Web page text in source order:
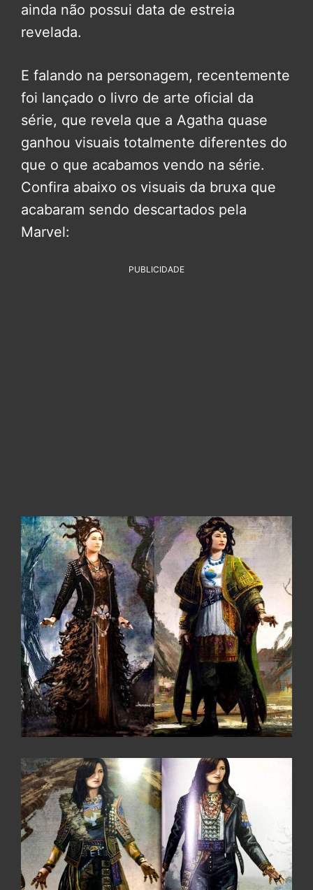
ainda não possui data de estreia
revelada.
E falando na personagem, recentemente
foi lançado o livro de arte oficial da
série, que revela que a Agatha quase
ganhou visuais totalmente diferentes do
que o que acabamos vendo na série.
Confira abaixo os visuais da bruxa que
acabaram sendo descartados pela
Marvel:
PUBLICIDADE